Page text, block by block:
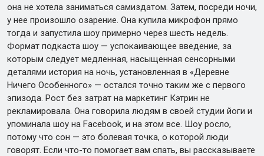
она не хотела заниматься самиздатом. Затем, посреди ночи,
у нее произошло озарение. Она купила микрофон прямо
тогда и запустила шоу примерно через шесть недель.
Формат подкаста шоу — успокаивающее введение, за
которым следует медленная, насыщенная сенсорными
деталями история на ночь, установленная в «Деревне
Ничего Особенного» — остался точно таким же с первого
эпизода. Рост без затрат на маркетинг Кэтрин не
рекламировала. Она говорила людям в своей студии йоги и
упоминала шоу на Facebook, и на этом все. Шоу росло,
потому что сон — это болевая точка, о которой люди
говорят. Если что-то помогает вам спать, вы рассказываете